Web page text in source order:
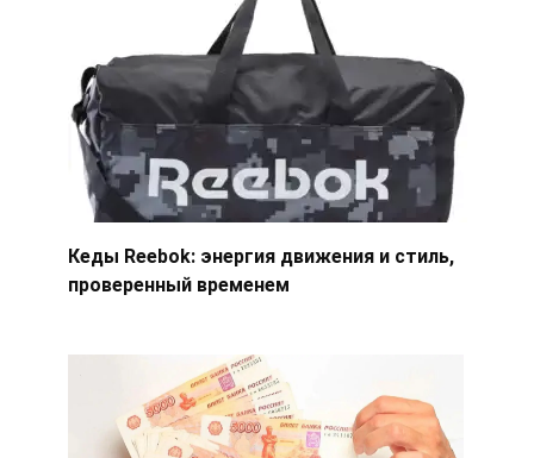
Кеды Reebok: энергия движения и стиль,
проверенный временем